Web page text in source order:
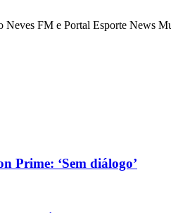
FM e Portal Esporte News
Prime: ‘Sem diálogo’